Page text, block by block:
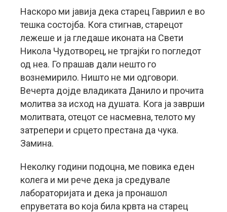
Наскоро ми јавија дека старец Гавриил е во
тешка состојба. Кога стигнав, старецот
лежеше и ја гледаше иконата на Свети
Никола Чудотворец, не тргајќи го погледот
од неа. Го прашав дали нешто го
вознемирило. Ништо не ми одговори.
Вечерта дојде владиката Данило и прочита
молитва за исход на душата. Кога ја заврши
молитвата, отецот се насмевна, телото му
затрепери и срцето престана да чука.
Замина.
Неколку години подоцна, ме повика еден
колега и ми рече дека ја средувале
лабораторијата и дека ја пронашол
епруветата во која била крвта на старец